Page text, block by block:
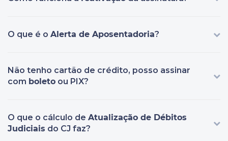
O que é o Alerta de Aposentadoria?
Não tenho cartão de crédito, posso assinar
com boleto ou PIX?
O que o cálculo de Atualização de Débitos
Judiciais do CJ faz?